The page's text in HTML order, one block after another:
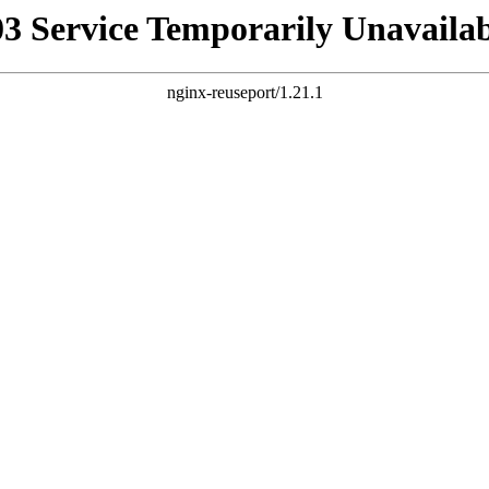
Service Temporarily
nginx-reuseport/1.21.1